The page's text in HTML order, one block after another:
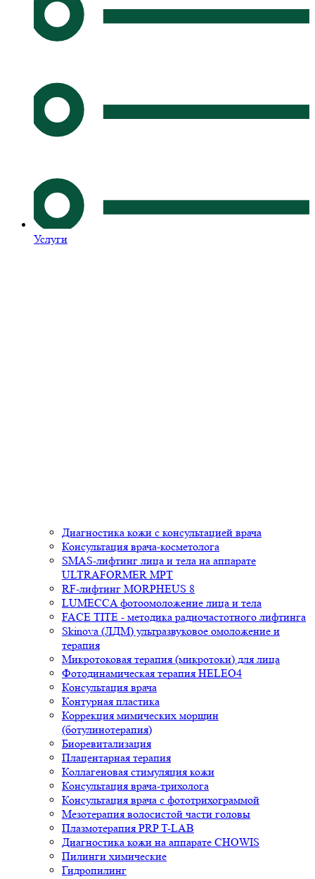
Услуги
Диагностика кожи с консультацией врача
Консультация врача-косметолога
SMAS-лифтинг лица и тела на аппарате
ULTRAFORMER MPT
RF-лифтинг MORPHEUS 8
LUMECCA фотоомоложение лица и тела
FACE TITE - методика радиочастотного лифтинга
Skinova (ЛДМ) ультразвуковое омоложение и
терапия
Микротоковая терапия (микротоки) для лица
Фотодинамическая терапия HELEO4
Консультация врача
Контурная пластика
Коррекция мимических морщин
(ботулинотерапия)
Биоревитализация
Плацентарная терапия
Коллагеновая стимуляция кожи
Консультация врача-трихолога
Консультация врача с фототрихограммой
Мезотерапия волосистой части головы
Плазмотерапия PRP T-LAB
Диагностика кожи на аппарате CHOWIS
Пилинги химические
Гидропилинг